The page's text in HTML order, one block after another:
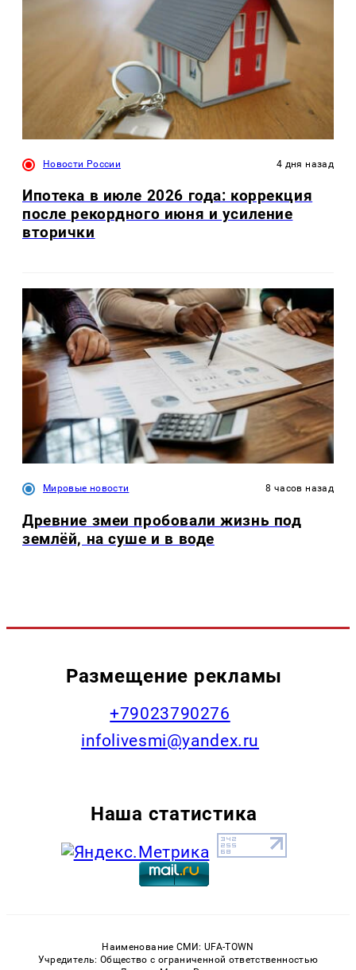
Новости России 4 дня назад
Ипотека в июле 2026 года: коррекция
после рекордного июня и усиление
вторички
Мировые новости 8 часов назад
Древние змеи пробовали жизнь под
землёй, на суше и в воде
Размещение рекламы
+79023790276
infolivesmi@yandex.ru
Наша статистика
Наименование СМИ: UFA-TOWN
Учредитель: Общество с ограниченной ответственностью